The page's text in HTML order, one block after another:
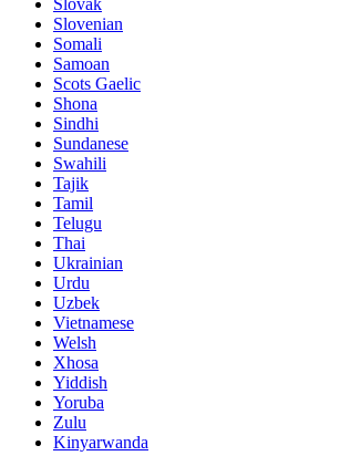
Slovenian
Somali
Samoan
Scots Gaelic
Shona
Sindhi
Sundanese
Swahili
Tajik
Tamil
Telugu
Thai
Ukrainian
Urdu
Uzbek
Vietnamese
Welsh
Xhosa
Yiddish
Yoruba
Zulu
Kinyarwanda